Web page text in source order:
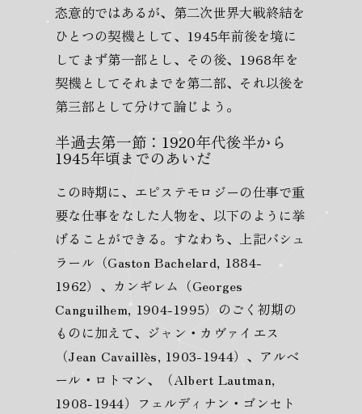
恣意的ではあるが、第二次世界大戦終結を
ひとつの契機として、1945年前後を境に
してまず第一部とし、その後、1968年を
契機としてそれまでを第二部、それ以後を
第三部として分けて論じよう。
半過去第一節：1920年代後半から
1945年頃までのあいだ
この時期に、エピステモロジーの仕事で重
要な仕事をなした人物を、以下のように挙
げることができる。すなわち、上記バシュ
ラール（Gaston Bachelard, 1884-
1962）、カンギレム（Georges
Canguilhem, 1904-1995）のごく初期の
ものに加えて、ジャン・カヴァイエス
（Jean Cavaillès, 1903-1944）、アルベ
ール・ロトマン、（Albert Lautman,
1908-1944）フェルディナン・ゴンセト